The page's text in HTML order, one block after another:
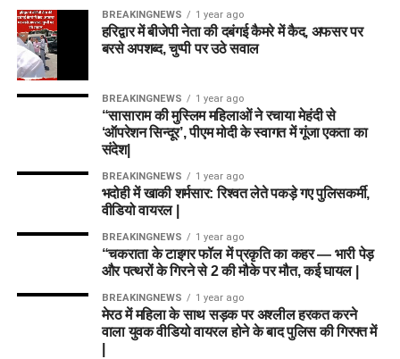
BREAKINGNEWS 1 year ago
हरिद्वार में बीजेपी नेता की दबंगई कैमरे में कैद, अफसर पर
बरसे अपशब्द, चुप्पी पर उठे सवाल
BREAKINGNEWS 1 year ago
“सासाराम की मुस्लिम महिलाओं ने रचाया मेहंदी से
‘ऑपरेशन सिन्दूर’, पीएम मोदी के स्वागत में गूंजा एकता का
संदेश|
BREAKINGNEWS 1 year ago
भदोही में खाकी शर्मसार: रिश्वत लेते पकड़े गए पुलिसकर्मी,
वीडियो वायरल |
BREAKINGNEWS 1 year ago
“चकराता के टाइगर फॉल में प्रकृति का कहर — भारी पेड़
और पत्थरों के गिरने से 2 की मौके पर मौत, कई घायल |
BREAKINGNEWS 1 year ago
मेरठ में महिला के साथ सड़क पर अश्लील हरकत करने
वाला युवक वीडियो वायरल होने के बाद पुलिस की गिरफ्त में